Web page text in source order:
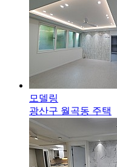
모델링
광산구 월곡동 주택